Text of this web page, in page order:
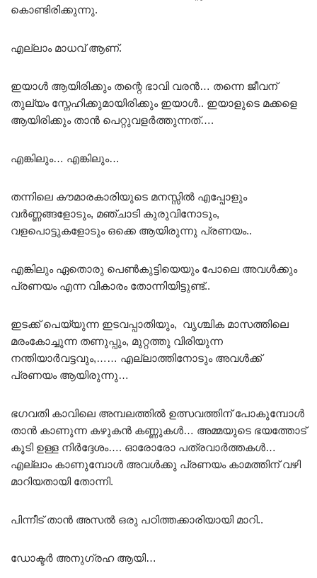
കൊണ്ടിരിക്കുന്നു.
എല്ലാം മാധവ് ആണ്.
ഇയാൾ ആയിരിക്കും തന്റെ ഭാവി വരൻ… തന്നെ ജീവന്
തുല്യം സ്നേഹിക്കുമായിരിക്കും ഇയാൾ.. ഇയാളുടെ മക്കളെ
ആയിരിക്കും താൻ പെറ്റുവളർത്തുന്നത്….
എങ്കിലും… എങ്കിലും…
തന്നിലെ കൗമാരകാരിയുടെ മനസ്സിൽ എപ്പോളും
വർണ്ണങ്ങളോടും, മഞ്ചാടി കുരുവിനോടും,
വളപൊട്ടുകളോടും ഒക്കെ ആയിരുന്നു പ്രണയം..
എങ്കിലും ഏതൊരു പെൺകുട്ടിയെയും പോലെ അവൾക്കും
പ്രണയം എന്ന വികാരം തോന്നിയിട്ടുണ്ട്..
ഇടക്ക് പെയ്യുന്ന ഇടവപ്പാതിയും, വൃശ്ചിക മാസത്തിലെ
മരംകോച്ചുന്ന തണുപ്പും, മുറ്റത്തു വിരിയുന്ന
നന്തിയാർവട്ടവും,…… എല്ലാത്തിനോടും അവൾക്ക്
പ്രണയം ആയിരുന്നു…
ഭഗവതി കാവിലെ അമ്പലത്തിൽ ഉത്സവത്തിന് പോകുമ്പോൾ
താൻ കാണുന്ന കഴുകൻ കണ്ണുകൾ… അമ്മയുടെ ഭയത്തോട്
കൂടി ഉള്ള നിർദ്ദേശം…. ഓരോരോ പത്രവാർത്തകൾ…
എല്ലാം കാണുമ്പോൾ അവൾക്കു പ്രണയം കാമത്തിന് വഴി
മാറിയതായി തോന്നി.
പിന്നീട് താൻ അസൽ ഒരു പഠിത്തക്കാരിയായി മാറി..
ഡോക്ടർ അനുഗ്രഹ ആയി…